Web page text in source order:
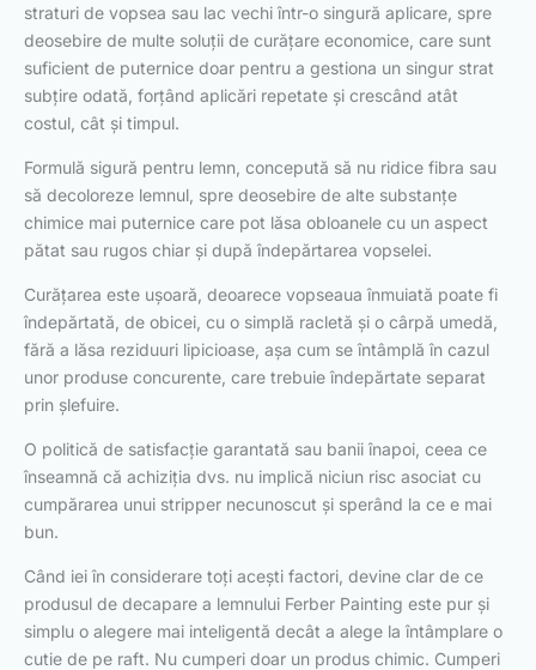
straturi de vopsea sau lac vechi într-o singură aplicare, spre
deosebire de multe soluții de curățare economice, care sunt
suficient de puternice doar pentru a gestiona un singur strat
subțire odată, forțând aplicări repetate și crescând atât
costul, cât și timpul.
Formulă sigură pentru lemn, concepută să nu ridice fibra sau
să decoloreze lemnul, spre deosebire de alte substanțe
chimice mai puternice care pot lăsa obloanele cu un aspect
pătat sau rugos chiar și după îndepărtarea vopselei.
Curățarea este ușoară, deoarece vopseaua înmuiată poate fi
îndepărtată, de obicei, cu o simplă racletă și o cârpă umedă,
fără a lăsa reziduuri lipicioase, așa cum se întâmplă în cazul
unor produse concurente, care trebuie îndepărtate separat
prin șlefuire.
O politică de satisfacție garantată sau banii înapoi, ceea ce
înseamnă că achiziția dvs. nu implică niciun risc asociat cu
cumpărarea unui stripper necunoscut și sperând la ce e mai
bun.
Când iei în considerare toți acești factori, devine clar de ce
produsul de decapare a lemnului Ferber Painting este pur și
simplu o alegere mai inteligentă decât a alege la întâmplare o
cutie de pe raft. Nu cumperi doar un produs chimic. Cumperi